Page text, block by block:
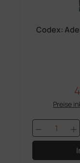
Codex:
Preise
Produkt